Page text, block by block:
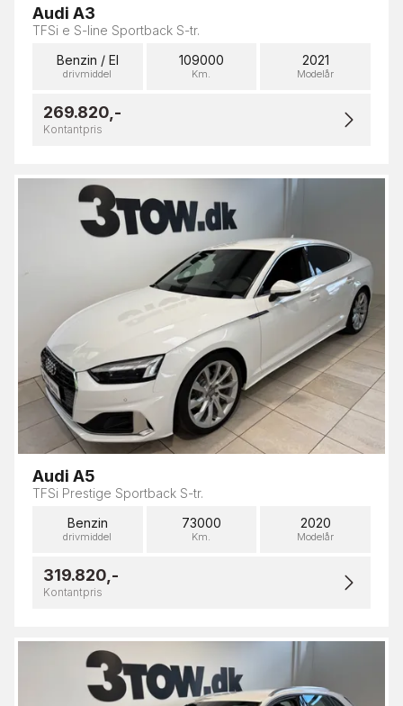
Audi A3
TFSi e S-line Sportback S-tr.
Benzin / El
drivmiddel
109000
Km.
2021
Modelår
269.820,-
Kontantpris
Audi A5
TFSi Prestige Sportback S-tr.
Benzin
drivmiddel
73000
Km.
2020
Modelår
319.820,-
Kontantpris